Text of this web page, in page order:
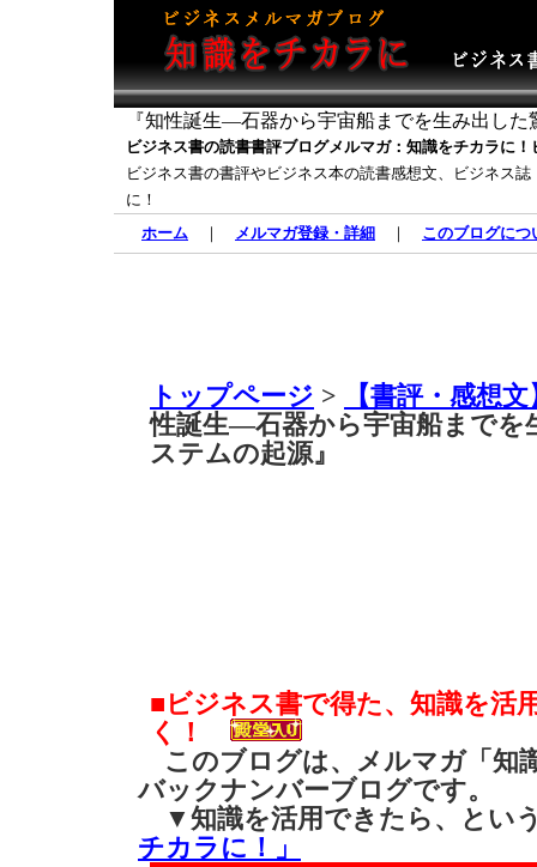
『知性誕生―石器から宇宙船までを生み出し
ビジネス書の読書書評ブログメルマガ：知識をチカラに
ビジネス書の書評やビジネス本の読書感想文、ビジネス
に！
ホーム ｜ メルマガ登録・詳細 ｜ このブログにつ
トップページ >
【書評・感想
性誕生―石器から宇宙船までを
ステムの起源』
■ビジネス書で得た、知識を活
く！
このブログは、メルマガ「知
バックナンバーブログです。
▼知識を活用できたら、と
チカラに！」